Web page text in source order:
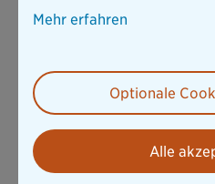
Eine private
Mindestsumme zugesichert wird.
In der Regel können Sie in der
einereinmaligen
Rente
wählen. Die einmalige
Ihnen, im Ruhestand größere
Mehr erfahren
Optionale
Alle